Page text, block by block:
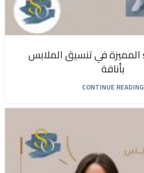
طريقة sevda المميزة في تنسيق الملابس
بأناقة
CONTINUE READING